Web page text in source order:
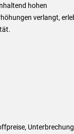
hohen
verlangt,